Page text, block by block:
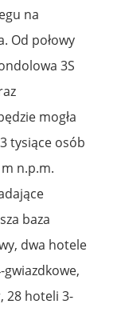
na
Od połowy
3S
mogła
tysiące osób
n.p.m.
baza
dwa hotele
28 hoteli 3-